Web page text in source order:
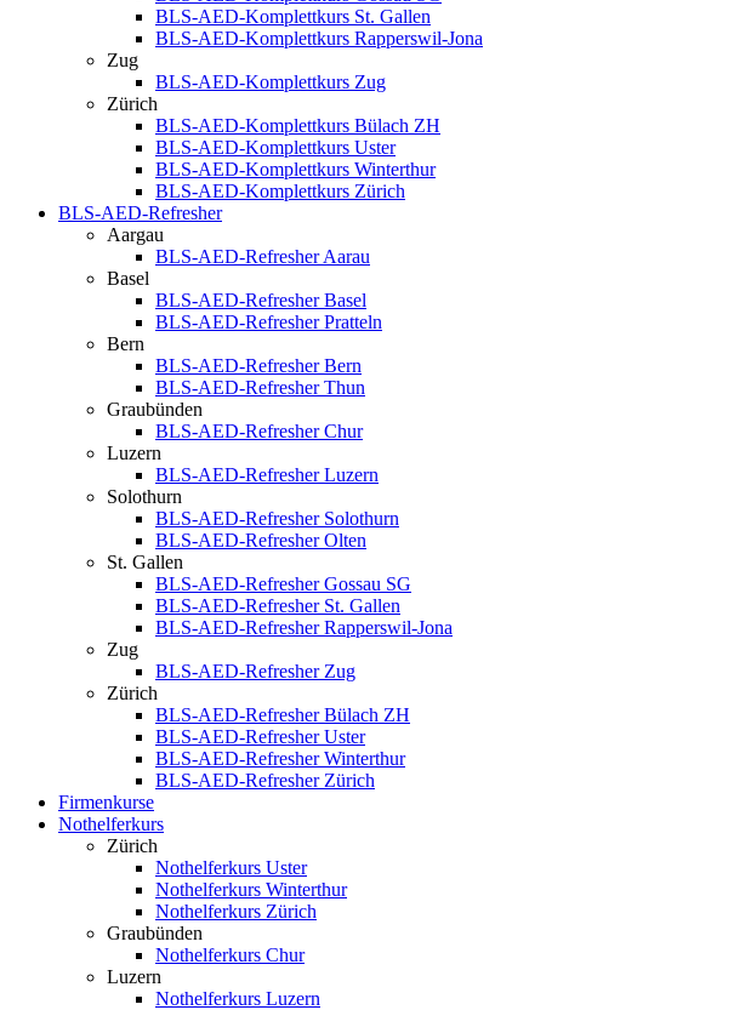
BLS-AED-Komplettkurs St. Gallen
BLS-AED-Komplettkurs Rapperswil-Jona
Zug
BLS-AED-Komplettkurs Zug
Zürich
BLS-AED-Komplettkurs Bülach ZH
BLS-AED-Komplettkurs Uster
BLS-AED-Komplettkurs Winterthur
BLS-AED-Komplettkurs Zürich
BLS-AED-Refresher
Aargau
BLS-AED-Refresher Aarau
Basel
BLS-AED-Refresher Basel
BLS-AED-Refresher Pratteln
Bern
BLS-AED-Refresher Bern
BLS-AED-Refresher Thun
Graubünden
BLS-AED-Refresher Chur
Luzern
BLS-AED-Refresher Luzern
Solothurn
BLS-AED-Refresher Solothurn
BLS-AED-Refresher Olten
St. Gallen
BLS-AED-Refresher Gossau SG
BLS-AED-Refresher St. Gallen
BLS-AED-Refresher Rapperswil-Jona
Zug
BLS-AED-Refresher Zug
Zürich
BLS-AED-Refresher Bülach ZH
BLS-AED-Refresher Uster
BLS-AED-Refresher Winterthur
BLS-AED-Refresher Zürich
Firmenkurse
Nothelferkurs
Zürich
Nothelferkurs Uster
Nothelferkurs Winterthur
Nothelferkurs Zürich
Graubünden
Nothelferkurs Chur
Luzern
Nothelferkurs Luzern